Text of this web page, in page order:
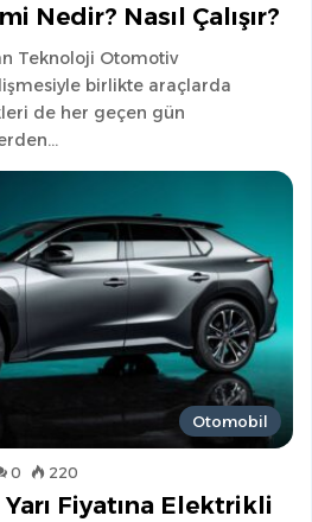
Nedir? Nasıl Çalışır?
Teknoloji Otomotiv
birlikte araçlarda
de her geçen gün
Otomobil
0 220
Yarı Fiyatına Elektrikli